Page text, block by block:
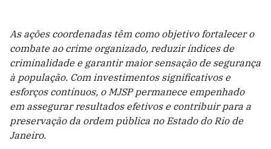
As ações coordenadas têm como objetivo fortalecer o
combate ao crime organizado, reduzir índices de
criminalidade e garantir maior sensação de segurança
à população. Com investimentos significativos e
esforços contínuos, o MJSP permanece empenhado
em assegurar resultados efetivos e contribuir para a
preservação da ordem pública no Estado do Rio de
Janeiro.